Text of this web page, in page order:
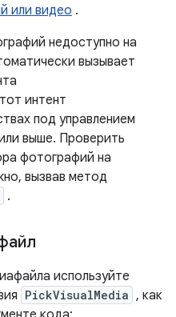
или видео .
недоступно на
вызывает
интент
под управлением
выше. Проверить
фотографий на
вызвав метод
.
используйте
PickVisualMedia , как